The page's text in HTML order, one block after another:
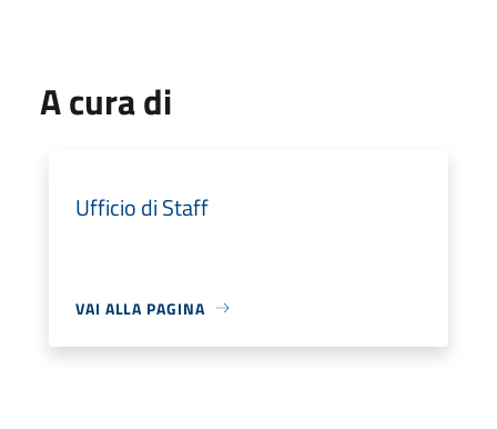
A cura di
Ufficio di Staff
VAI ALLA PAGINA